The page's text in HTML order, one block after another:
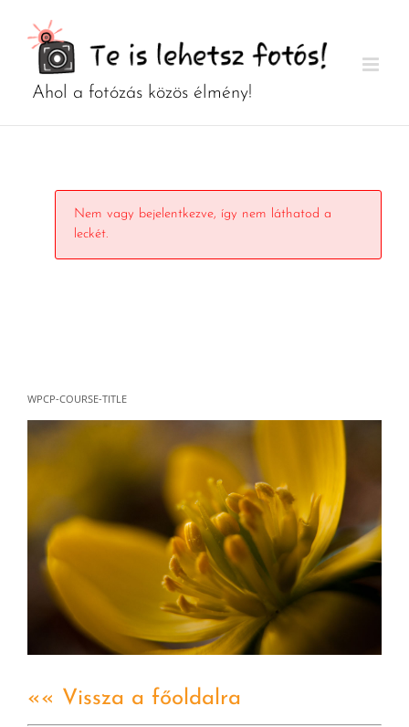
Nem vagy bejelentkezve, így nem láthatod a
leckét.
WPCP-COURSE-TITLE
«« Vissza a főoldalra